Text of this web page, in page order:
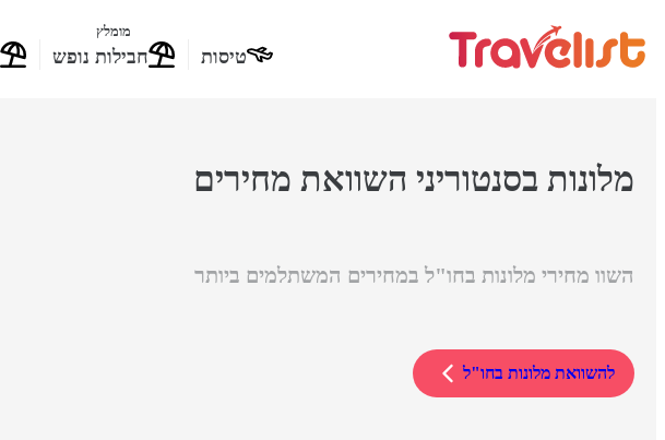
טיסות
מומלץ
חבילות נופש
מלונות בסנטוריני השוואת מחירים
השוו מחירי מלונות בחו"ל במחירים המשתלמים ביותר
להשוואת מלונות בחו"ל